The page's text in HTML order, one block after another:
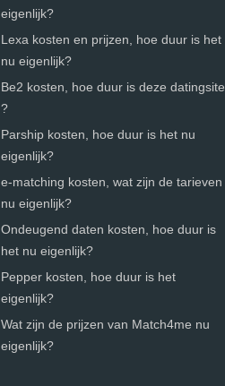
eigenlijk?
Lexa kosten en prijzen, hoe duur is het
nu eigenlijk?
Be2 kosten, hoe duur is deze datingsite
?
Parship kosten, hoe duur is het nu
eigenlijk?
e-matching kosten, wat zijn de tarieven
nu eigenlijk?
Ondeugend daten kosten, hoe duur is
het nu eigenlijk?
Pepper kosten, hoe duur is het
eigenlijk?
Wat zijn de prijzen van Match4me nu
eigenlijk?